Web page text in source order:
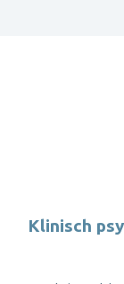
Klinisch